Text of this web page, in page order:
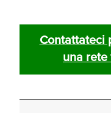
Contattateci
una